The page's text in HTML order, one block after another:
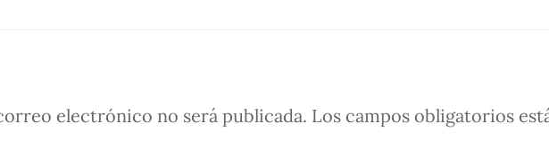
electrónico no será publicada. Los campos obligatorios